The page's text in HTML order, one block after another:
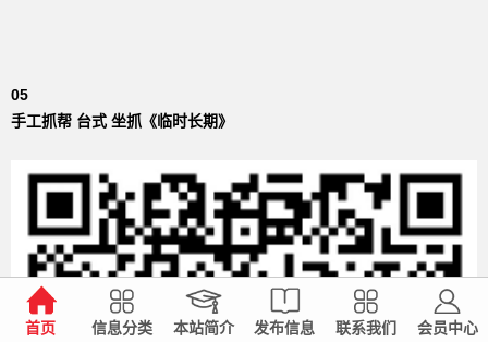
05
手工抓帮 台式 坐抓《临时长期》
首页 信息分类 本站简介 发布信息 联系我们 会员中心